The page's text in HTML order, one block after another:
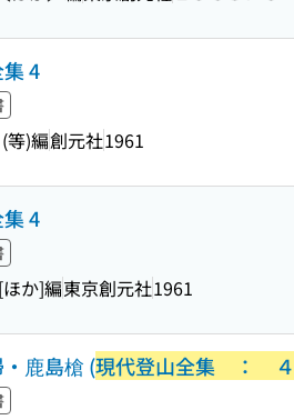
4
等)編創元社1961
4
か]編東京創元社1961
鹿島槍 (現代登山全集 ： ４